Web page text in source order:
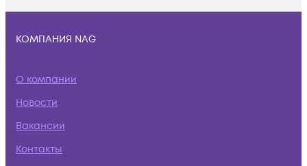
КОМПАНИЯ NAG
О компании
Новости
Вакансии
Контакты